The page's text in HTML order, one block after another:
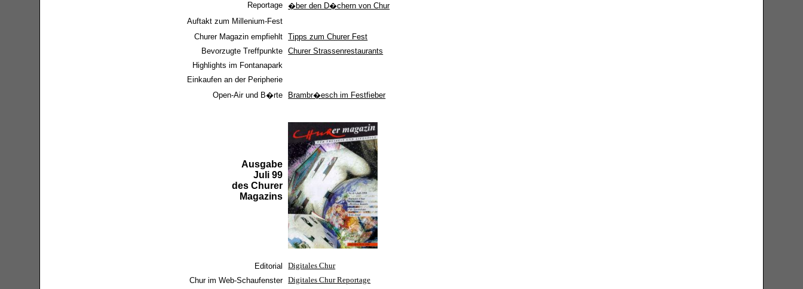
Reportage
�ber den D�chern von Chur
Auftakt zum Millenium-Fest
Churer Magazin empfiehlt
Tipps zum Churer Fest
Bevorzugte Treffpunkte
Churer Strassenrestaurants
Highlights im Fontanapark
Einkaufen an der Peripherie
Open-Air und B�rte
Brambr�esch im Festfieber
Ausgabe
Juli 99
des Churer
Magazins
Editorial Digitales Chur
Chur im Web-Schaufenster Digitales Chur Reportage